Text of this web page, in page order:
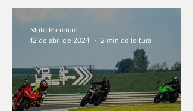
com grafismos
modernos
Moto Premium
12 de abr. de 2024
2 min de leitura